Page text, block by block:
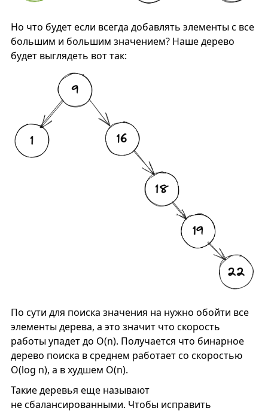
Но что будет если всегда добавлять элементы с все
большим и большим значением? Наше дерево
будет выглядеть вот так:
По сути для поиска значения на нужно обойти все
элементы дерева, а это значит что скорость
работы упадет до O(n). Получается что бинарное
дерево поиска в среднем работает со скоростью
O(log n), а в худшем O(n).
Такие деревья еще называют
не сбалансированными. Чтобы исправить